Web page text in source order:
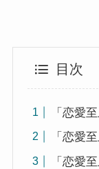
目次
「恋愛
「恋愛
「恋愛